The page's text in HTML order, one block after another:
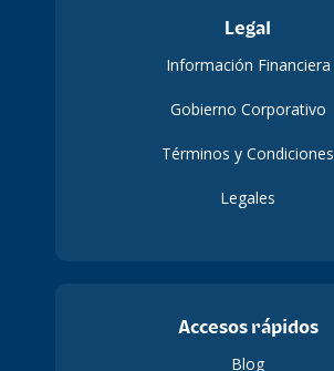
Legal
Información Financiera
Gobierno Corporativo
Términos y Condiciones
Legales
Accesos rápidos
Blog